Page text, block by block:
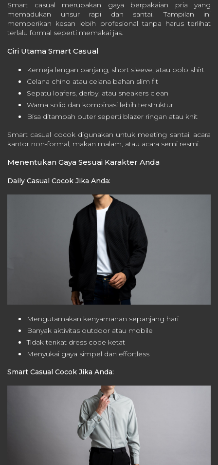
Smart casual merupakan gaya berpakaian pria yang
memadukan unsur rapi dan santai. Tampilan ini
memberikan kesan lebih profesional tanpa harus terlihat
terlalu formal seperti memakai jas.
Ciri Utama Smart Casual
Kemeja lengan panjang, short sleeve, atau polo shirt
Celana chino atau celana bahan slim fit
Sepatu loafers, derby, atau sneakers clean
Warna solid dan kombinasi lebih terstruktur
Bisa ditambah outer seperti blazer ringan atau knit
Smart casual cocok digunakan untuk meeting santai, acara
kantor non-formal, makan malam, atau acara semi resmi.
Menentukan Gaya Sesuai Karakter Anda
Daily Casual Cocok Jika Anda:
Mengutamakan kenyamanan sepanjang hari
Banyak aktivitas outdoor atau mobile
Tidak terikat dress code ketat
Menyukai gaya simpel dan effortless
Smart Casual Cocok Jika Anda: